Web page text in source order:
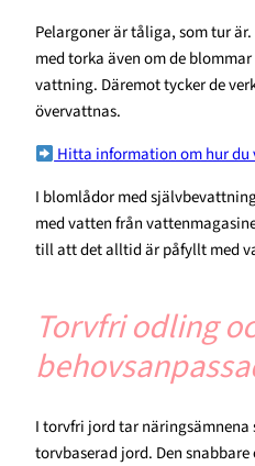
Pelargoner är tåliga, som tur
med torka även om de
vattning. Däremot tycker de
övervattnas.
Hitta information om hur
I blomlådor med
med vatten från
till att det alltid är påfyllt med
Torvfri odling
I torvfri jord tar näringsämnena
torvbaserad jord. Den